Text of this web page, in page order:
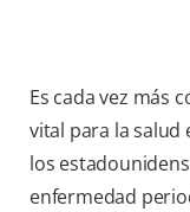
Es cada vez más
vital para la salud
los
enfermedad